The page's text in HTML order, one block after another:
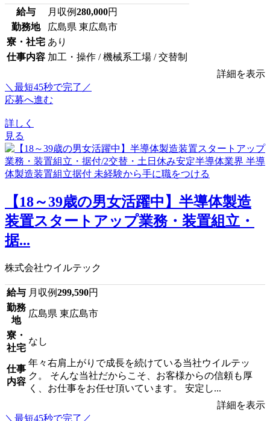
給与 月収例280,000円
勤務地
広島県 東広島市
寮・社宅 あり
仕事内容 加工・操作 / 機械系工場 / 交替制
詳細を表示
＼最短45秒で完了／
応募へ進む
詳しく
見る
【18～39歳の男女活躍中】半導体製造
装置スタートアップ業務・装置組立・
据...
株式会社ウイルテック
給与 月収例299,590円
勤務
地
広島県 東広島市
寮・
社宅
なし
仕事
内容
年々右肩上がりで成長を続けている当社ウイルテッ
ク。 そんな当社だからこそ、お客様からの信頼も厚
く、お仕事をお任せ頂いています。 安定し...
詳細を表示
＼最短45秒で完了／